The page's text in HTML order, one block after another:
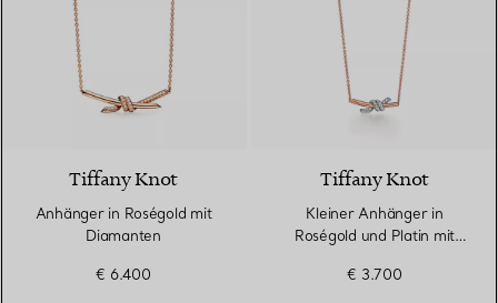
3 Materialien
Tiffany Knot
Anhänger in Roségold mit
Diamanten
€ 6.400
Tiffany Knot
Kleiner Anhänger in
Roségold und Platin mit
€ 3.700